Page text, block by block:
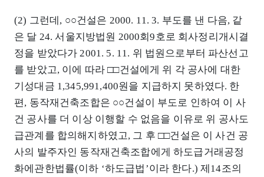
(2) 그런데, ○○건설은 2000. 11. 3. 부도를 낸 다음, 같
은 달 24. 서울지방법원 2000회9호로 회사정리개시결
정을 받았다가 2001. 5. 11. 위 법원으로부터 파산선고
를 받았고, 이에 따라 □□건설에게 위 각 공사에 대한
기성대금 1,345,991,400원을 지급하지 못하였다. 한
편, 동작재건축조합은 ○○건설이 부도로 인하여 이 사
건 공사를 더 이상 이행할 수 없음을 이유로 위 공사도
급관계를 합의해지하였고, 그 후 □□건설은 이 사건 공
사의 발주자인 동작재건축조합에게 하도급거래공정
화에관한법률(이하 ‘하도급법’이라 한다.) 제14조의